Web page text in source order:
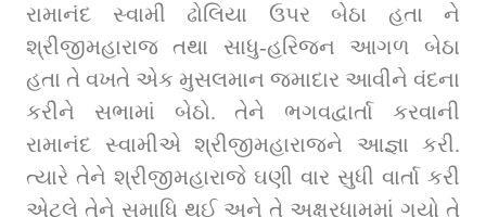
રામાનંદ સ્‍વામી ઢોલિયા ઉપર બેઠા હતા ને
શ્રીજીમહારાજ તથા સાધુ-હરિજન આગળ બેઠા
હતા તે વખતે એક મુસલમાન જમાદાર આવીને વંદના
કરીને સભામાં બેઠો. તેને ભગવદ્વાર્તા કરવાની
રામાનંદ સ્વામીએ શ્રીજીમહારાજને આજ્ઞા કરી.
ત્‍યારે તેને શ્રીજીમહારાજે ઘણી વાર સુધી વાર્તા કરી
એટલે તેને સમાધિ થઈ અને તે અક્ષરધામમાં ગયો તે